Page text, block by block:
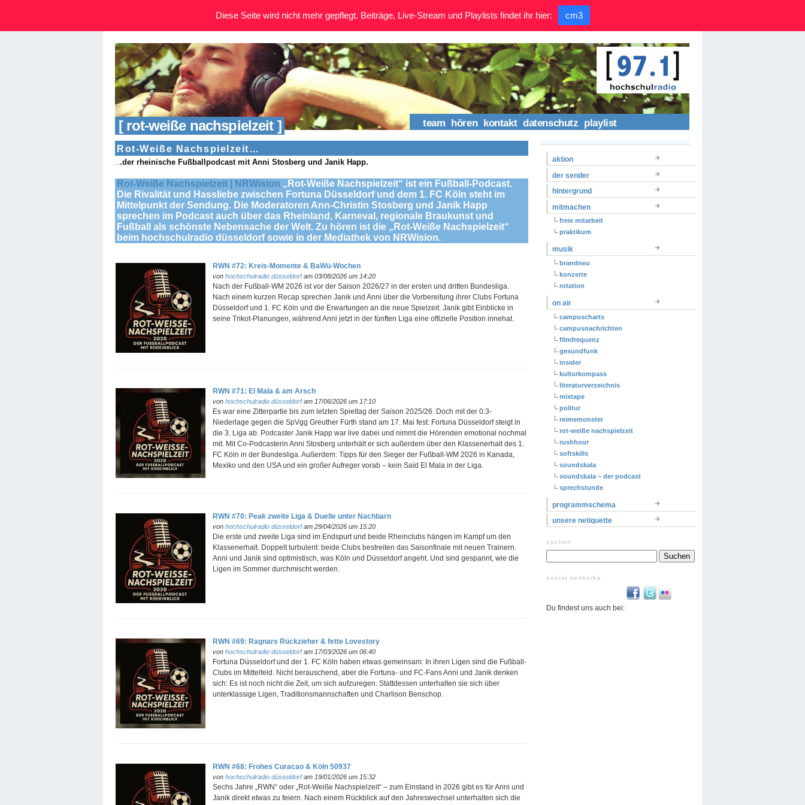
[ rot-weiße nachspielzeit ] team hören kontakt datenschutz playlist
Rot-Weiße Nachspielzeit…
.der rheinische Fußballpodcast mit Anni Stosberg und Janik Happ.
Rot-Weiße Nachspielzeit | NRWision „Rot-Weiße Nachspielzeit“ ist ein Fußball-Podcast.
Die Rivalität und Hassliebe zwischen Fortuna Düsseldorf und dem 1. FC Köln steht im
Mittelpunkt der Sendung. Die Moderatoren Ann-Christin Stosberg und Janik Happ
sprechen im Podcast auch über das Rheinland, Karneval, regionale Braukunst und
Fußball als schönste Nebensache der Welt. Zu hören ist die „Rot-Weiße Nachspielzeit“
beim hochschulradio düsseldorf sowie in der Mediathek von NRWision.
RWN #72: Kreis-Momente & BaWü-Wochen
von hochschulradio düsseldorfam 03/08/2026 um 14:20
Nach der Fußball-WM 2026 ist vor der Saison 2026/27 in der ersten und dritten Bundesliga.
Nach einem kurzen Recap sprechen Janik und Anni über die Vorbereitung ihrer Clubs Fortuna
Düsseldorf und 1. FC Köln und die Erwartungen an die neue Spielzeit. Janik gibt Einblicke in
seine Trikot-Planungen, während Anni jetzt in der fünften Liga eine offizielle Position innehat.
RWN #71: El Mala & am Arsch
von hochschulradio düsseldorfam 17/06/2026 um 17:10
Es war eine Zitterpartie bis zum letzten Spieltag der Saison 2025/26. Doch mit der 0:3-
Niederlage gegen die SpVgg Greuther Fürth stand am 17. Mai fest: Fortuna Düsseldorf steigt in
die 3. Liga ab. Podcaster Janik Happ war live dabei und nimmt die Hörenden emotional nochmal
mit. Mit Co-Podcasterin Anni Stosberg unterhält er sich außerdem über den Klassenerhalt des 1.
FC Köln in der Bundesliga. Außerdem: Tipps für den Sieger der Fußball-WM 2026 in Kanada,
Mexiko und den USA und ein großer Aufreger vorab – kein Saïd El Mala in der Liga.
RWN #70: Peak zweite Liga & Duelle unter Nachbarn
von hochschulradio düsseldorfam 29/04/2026 um 15:20
Die erste und zweite Liga sind im Endspurt und beide Rheinclubs hängen im Kampf um den
Klassenerhalt. Doppelt turbulent: beide Clubs bestreiten das Saisonfinale mit neuen Trainern.
Anni und Janik sind optimistisch, was Köln und Düsseldorf angeht. Und sind gespannt, wie die
Ligen im Sommer durchmischt werden.
RWN #69: Ragnars Rückzieher & fette Lovestory
von hochschulradio düsseldorfam 17/03/2026 um 06:40
Fortuna Düsseldorf und der 1. FC Köln haben etwas gemeinsam: In ihren Ligen sind die Fußball-
Clubs im Mittelfeld. Nicht berauschend, aber die Fortuna- und FC-Fans Anni und Janik denken
sich: Es ist noch nicht die Zeit, um sich aufzuregen. Stattdessen unterhalten sie sich über
unterklassige Ligen, Traditionsmannschaften und Charlison Benschop.
RWN #68: Frohes Curacao & Köln 50937
von hochschulradio düsseldorfam 19/01/2026 um 15:32
Sechs Jahre „RWN“ oder „Rot-Weiße Nachspielzeit“ – zum Einstand in 2026 gibt es für Anni und
Janik direkt etwas zu feiern. Nach einem Rückblick auf den Jahreswechsel unterhalten sich die
aktion
der sender
hintergrund
mitmachen
freie mitarbeit
praktikum
musik
brandneu
konzerte
rotation
on air
campuscharts
campusnachrichten
filmfrequenz
gesundfunk
insider
kulturkompass
literaturverzeichnis
mixtape
politur
reimemonster
rot-weiße nachspielzeit
rushhour
softskills
soundskala
soundskala – der podcast
sprechstunde
programmschema
unsere netiquette
suchen
social networks
Du findest uns auch bei:
Diese Seite wird nicht mehr gepflegt. Beiträge, Live-Stream und Playlists findet ihr hier: cm3